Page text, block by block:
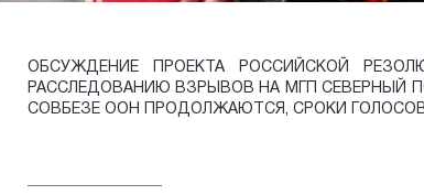
ОБСУЖДЕНИЕ ПРОЕКТА РОССИЙСКОЙ
РАССЛЕДОВАНИЮ ВЗРЫВОВ НА МГП СЕВЕРНЫЙ
СОВБЕЗЕ ООН ПРОДОЛЖАЮТСЯ, СРОКИ